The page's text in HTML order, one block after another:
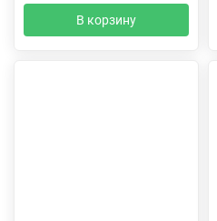
В корзину